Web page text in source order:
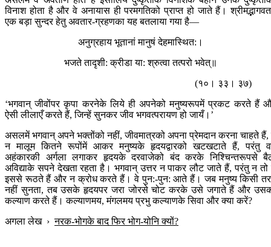
विनाश होता है और वे अनायास ही परमगतिको प्राप्त हो जाते हैं।
एक बड़ा सुन्दर हेतु अवतार-ग्रहणका यह बतलाया गया है—
अनुग्रहाय भूतानां मानुषं देहमास्थित:।
भजते तादृशी: क्रीडा या: श्रुत्वा तत्परो भवेत्॥
(१०। ३३। ३७)
‘भगवान् जीवोंपर कृपा करनेके लिये ही अपनेको मनुष्यरूपमें प्रकट करते हैं
ऐसी लीलाएँ करते हैं, जिन्हें सुनकर जीव भगवत्परायण हो जायँ।’
असलमें भगवान् अपने भक्तोंको नहीं, जीवमात्रको अपना प्रेमदान करना चाहते हैं,
न मालूम कितने रूपोंमें आकर मनुष्यके हृदयद्वारको खटखटाते हैं, परंतु
अहंकारकी अर्गला लगाकर हृदयके दरवाजेको बंद करके निश्चिन्तरूपसे
अविद्याके सपने देखता रहता है। भगवान् उत्तर न पाकर लौट जाते हैं, परंतु न तो
इससे रूठते हैं और न क्रोध करते हैं। वे पुन:-पुन: आते हैं। जब मनुष्य किसी
नहीं सुनता, तब उसके हृदयपर जरा जोरसे चोट करके उसे जगाते हैं और
कल्याण करते हैं। कल्याणमय, मंगलमय प्रभु कल्याणके सिवा और क्या करें?
अगला लेख›नरक-भोगके बाद फिर भोग-योनि क्यों?